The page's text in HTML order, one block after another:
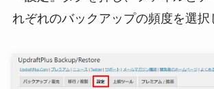
れぞれのバックアップの頻度を選択